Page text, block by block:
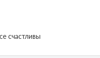
счастливы